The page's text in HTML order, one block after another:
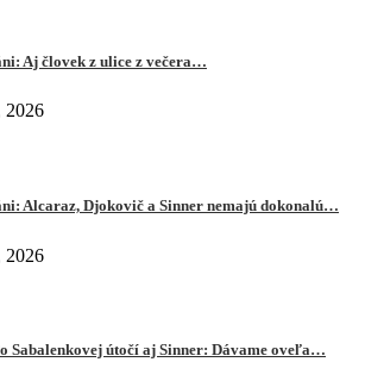
Aj človek z ulice z večera…
2026
Alcaraz, Djokovič a Sinner nemajú dokonalú…
2026
Sabalenkovej útočí aj Sinner: Dávame oveľa…